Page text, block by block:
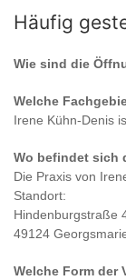
Häufig
Wie sind die
Welche
Irene Kühn-Denis
Wo befindet sich
Die Praxis von
Standort:
Hindenburgstraße
49124
Welche Form der